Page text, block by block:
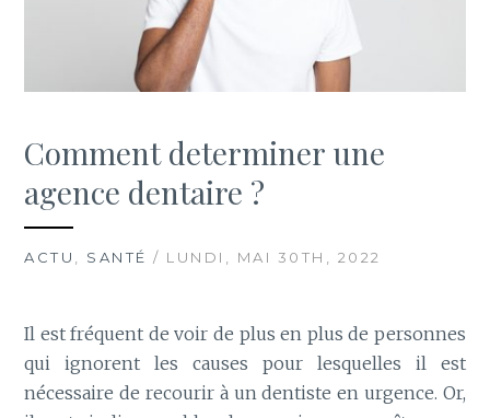
Comment determiner une
agence dentaire ?
ACTU SANTÉ / LUNDI, MAI 30TH, 2022
Il est fréquent de voir de plus en plus de personnes
qui ignorent les causes pour lesquelles il est
nécessaire de recourir à un dentiste en urgence. Or,